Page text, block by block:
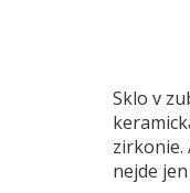
Sklo v
zirkonie.
nejde